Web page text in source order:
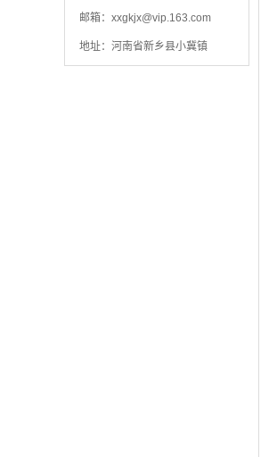
邮箱： xxgkjx@vip.163.com
地址：河南省新乡县小冀镇